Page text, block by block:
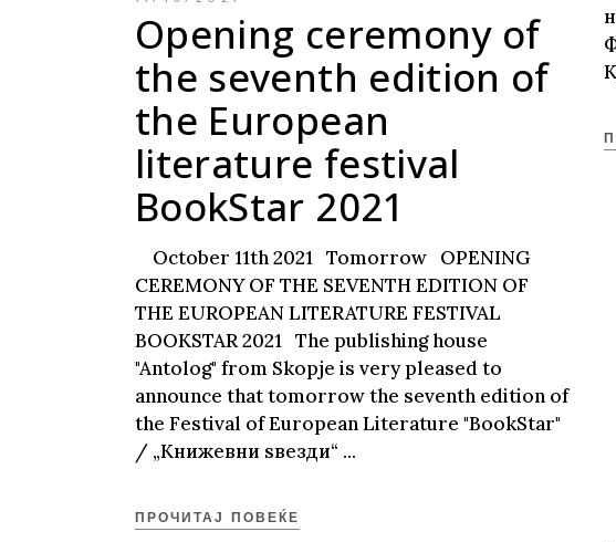
Opening ceremony of
the seventh edition of
the European
literature festival
BookStar 2021
October 11th 2021 Tomorrow OPENING
CEREMONY OF THE SEVENTH EDITION OF
THE EUROPEAN LITERATURE FESTIVAL
BOOKSTAR 2021 The publishing house
"Antolog" from Skopje is very pleased to
announce that tomorrow the seventh edition of
the Festival of European Literature "BookStar"
/ „Книжевни ѕвезди“
ПРОЧИТАЈ ПОВЕЌЕ